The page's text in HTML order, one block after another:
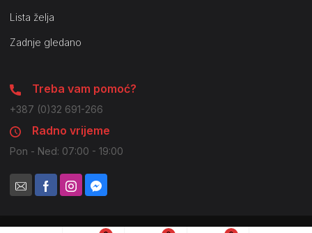
Lista želja
Zadnje gledano
Treba vam pomoć?
+387 (0)32 691-266
Radno vrijeme
Pon - Ned: 07:00 - 19:00